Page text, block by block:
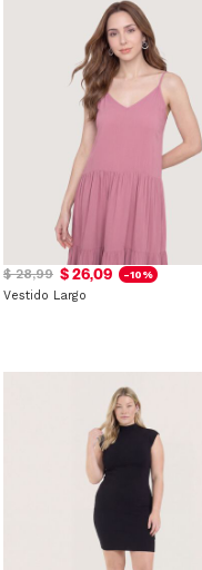
$ 28,99 $ 26,09 -10%
Vestido Largo